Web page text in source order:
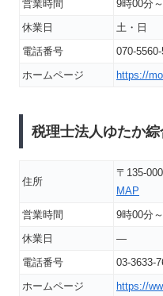
営業時間
9時00分
休業日
土・日
電話番号
070-
ホームページ
https://
税理士法人ゆたか
住所
〒135-
MAP
営業時間
9時00分
休業日
―
電話番号
03-3633-
ホームページ
https://